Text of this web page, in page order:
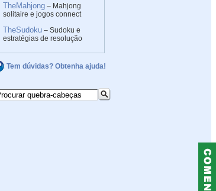
TheMahjong – Mahjong
solitaire e jogos connect
TheSudoku – Sudoku e
estratégias de resolução
Tem dúvidas? Obtenha ajuda!